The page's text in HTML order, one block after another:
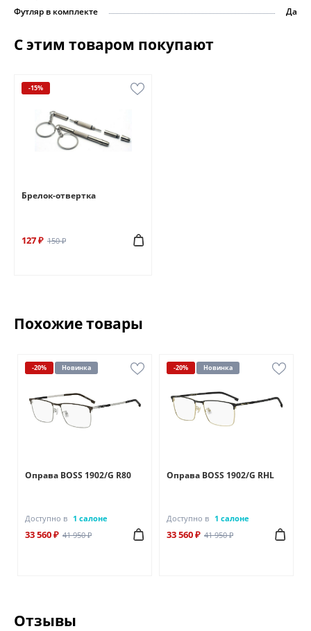
Футляр в комплекте
Да
С этим товаром покупают
-15%
Брелок-отвертка
127 ₽ 150 ₽
Похожие товары
-20% Новинка
Оправа BOSS 1902/G R80
Доступно в 1 салоне
33 560 ₽ 41 950 ₽
-20% Новинка
Оправа BOSS 1902/G RHL
Доступно в 1 салоне
33 560 ₽ 41 950 ₽
Отзывы